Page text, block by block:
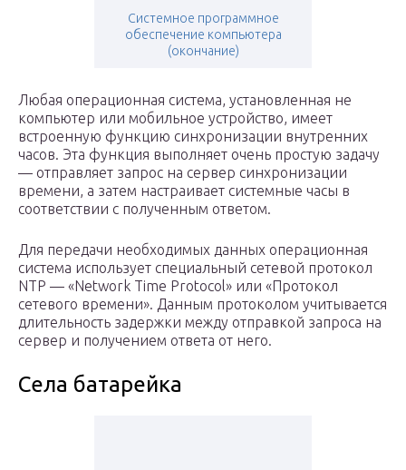
Системное программное
обеспечение компьютера
(окончание)
Любая операционная система, установленная не
компьютер или мобильное устройство, имеет
встроенную функцию синхронизации внутренних
часов. Эта функция выполняет очень простую задачу
— отправляет запрос на сервер синхронизации
времени, а затем настраивает системные часы в
соответствии с полученным ответом.
Для передачи необходимых данных операционная
система использует специальный сетевой протокол
NTP — «Network Time Protocol» или «Протокол
сетевого времени». Данным протоколом учитывается
длительность задержки между отправкой запроса на
сервер и получением ответа от него.
Села батарейка